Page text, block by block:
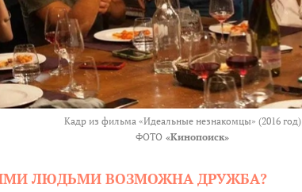
Кадр из фильма «Идеальные незнакомцы» (2016 год)
ФОТО «Кинопоиск»
ЛЮДЬМИ ВОЗМОЖНА ДРУЖБА?